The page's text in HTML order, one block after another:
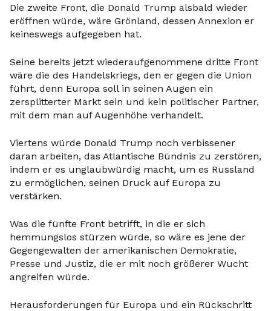
Die zweite Front, die Donald Trump alsbald wieder
eröffnen würde, wäre Grönland, dessen Annexion er
keineswegs aufgegeben hat.
Seine bereits jetzt wiederaufgenommene dritte Front
wäre die des Handelskriegs, den er gegen die Union
führt, denn Europa soll in seinen Augen ein
zersplitterter Markt sein und kein politischer Partner,
mit dem man auf Augenhöhe verhandelt.
Viertens würde Donald Trump noch verbissener
daran arbeiten, das Atlantische Bündnis zu zerstören,
indem er es unglaubwürdig macht, um es Russland
zu ermöglichen, seinen Druck auf Europa zu
verstärken.
Was die fünfte Front betrifft, in die er sich
hemmungslos stürzen würde, so wäre es jene der
Gegengewalten der amerikanischen Demokratie,
Presse und Justiz, die er mit noch größerer Wucht
angreifen würde.
Herausforderungen für Europa und ein Rückschritt